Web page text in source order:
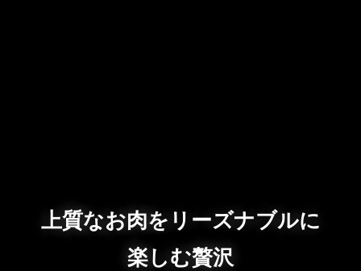
上質なお肉をリーズナブルに
楽しむ贅沢